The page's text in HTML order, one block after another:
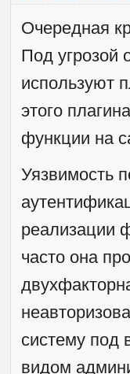
Очередная
Под угрозой
используют
этого
функции на
Уязвимость
реализации
часто она
систему под
видом